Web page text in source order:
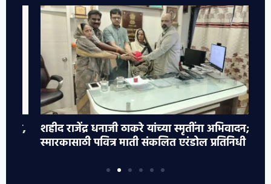
शहीद राजेंद्र धनाजी ठाकरे यांच्या स्मृतींना अभिवादन;
स्मारकासाठी पवित्र माती संकलित एरंडोल प्रतिनिधी =